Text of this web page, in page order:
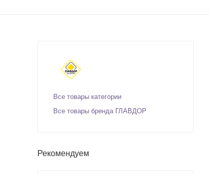
Все товары категории
Все товары бренда ГЛАВДОР
Рекомендуем